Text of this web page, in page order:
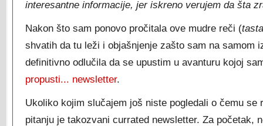
interesantne informacije, jer iskreno verujem da šta
Nakon što sam ponovo pročitala ove mudre reči (
shvatih da tu leži i objašnjenje zašto sam na samom
definitivno odlučila da se upustim u avanturu kojoj
propusti... newsletter.
Ukoliko kojim slučajem još niste pogledali o čemu se
pitanju je takozvani currated newsletter. Za početak,